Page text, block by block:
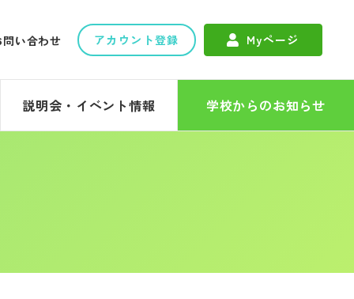
問い合わせ アカウント登録 Myページ
説明会・イベント情報 学校からのお知らせ